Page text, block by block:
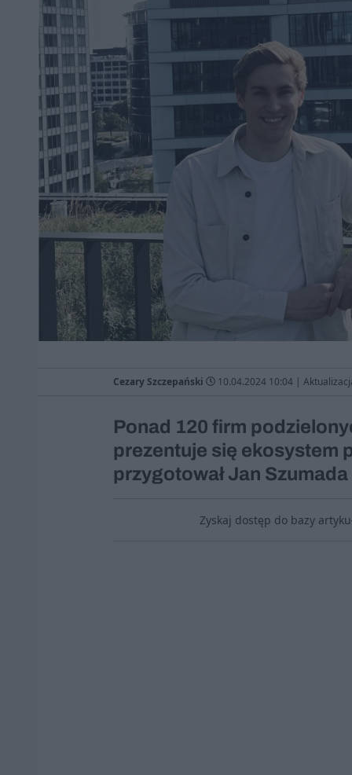
Cezary Szczepański 10.04.2024 10:04 |
Ponad 120 firm
prezentuje się ekosystem
przygotował Jan
Zyskaj dostęp do bazy